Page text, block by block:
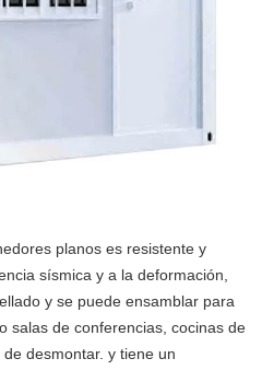
planos es resistente y
sísmica y a la deformación,
y se puede ensamblar para
salas de conferencias, cocinas de
desmontar. y tiene un